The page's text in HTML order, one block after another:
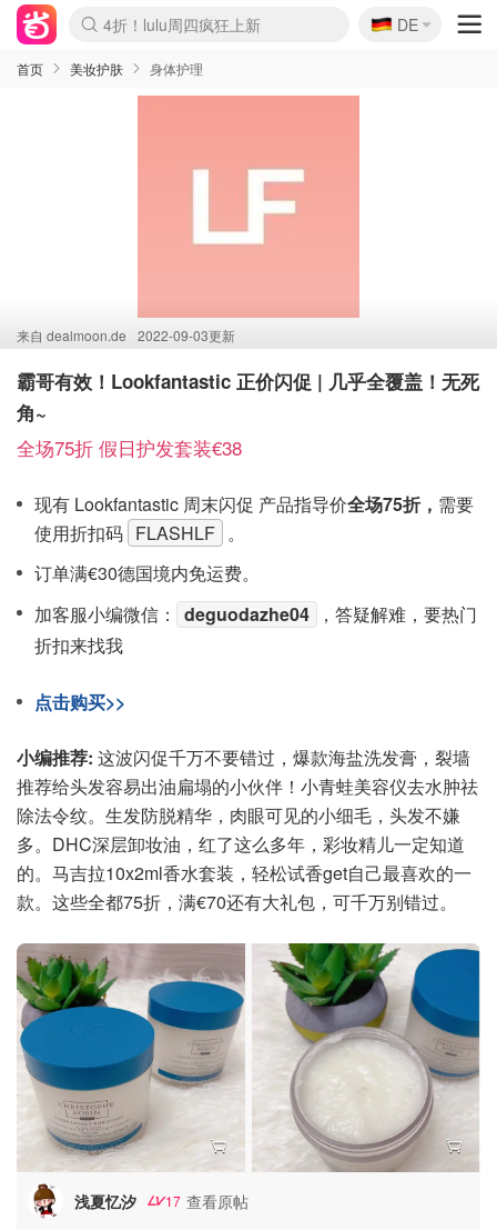
Boticinal 夏促开抢！
4折！lulu周四疯狂上新
还没结束！&OtherStories大促
Joybuy变相75折 随时失效
速领！Stanley独家85折
疑似霸哥！Camper额外叠85折
Zalando 奥莱闪促！每日更新
Moncler反季囤！5折起+叠9折
Coach Brooklyn仅€192
🇩🇪
DE
首页 美妆护肤 身体护理
来自 dealmoon.de 2022-09-03更新
霸哥有效！Lookfantastic 正价闪促 | 几乎全覆盖！无死
角~
全场75折 假日护发套装€38
现有 Lookfantastic 周末闪促 产品指导价全场75折， 需要
使用折扣码 FLASHLF 。
订单满€30德国境内免运费。
加客服小编微信：
deguodazhe04
，答疑解难，要热门
折扣来找我
点击购买>>
小编推荐: 这波闪促千万不要错过，爆款海盐洗发膏，裂墙
推荐给头发容易出油扁塌的小伙伴！小青蛙美容仪去水肿祛
除法令纹。生发防脱精华，肉眼可见的小细毛，头发不嫌
多。DHC深层卸妆油，红了这么多年，彩妆精儿一定知道
的。马吉拉10x2ml香水套装，轻松试香get自己最喜欢的一
款。这些全都75折，满€70还有大礼包，可千万别错过。
浅夏忆汐 17 查看原帖